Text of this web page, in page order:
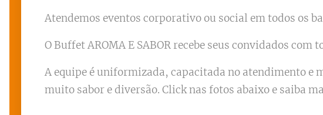
Atendemos eventos corporativo ou social em todos os
O Buffet AROMA E SABOR recebe seus convidados
A equipe é uniformizada, capacitada no atendimento e
muito sabor e diversão. Click nas fotos abaixo e saiba